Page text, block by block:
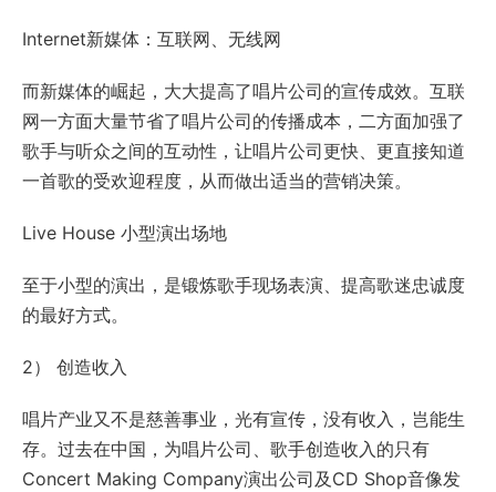
Internet新媒体：互联网、无线网
而新媒体的崛起，大大提高了唱片公司的宣传成效。互联
网一方面大量节省了唱片公司的传播成本，二方面加强了
歌手与听众之间的互动性，让唱片公司更快、更直接知道
一首歌的受欢迎程度，从而做出适当的营销决策。
Live House 小型演出场地
至于小型的演出，是锻炼歌手现场表演、提高歌迷忠诚度
的最好方式。
2） 创造收入
唱片产业又不是慈善事业，光有宣传，没有收入，岂能生
存。过去在中国，为唱片公司、歌手创造收入的只有
Concert Making Company演出公司及CD Shop音像发